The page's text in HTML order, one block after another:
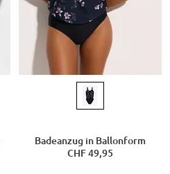
Badeanzug in Ballonform
CHF 49,95